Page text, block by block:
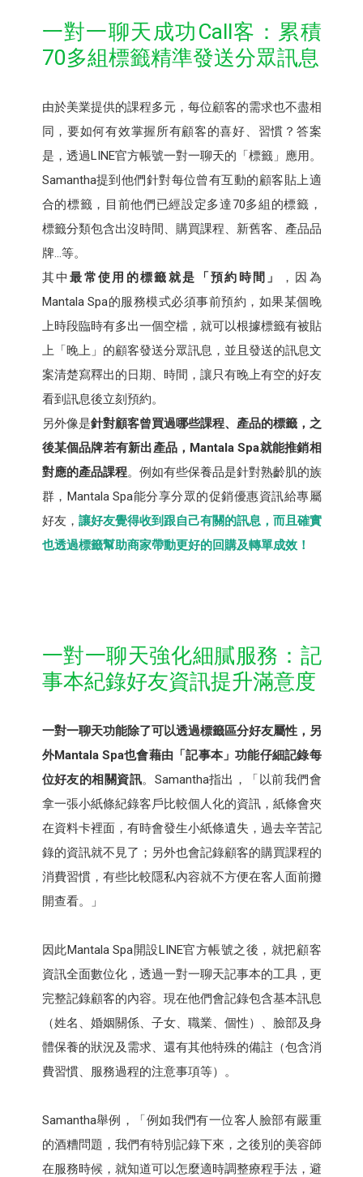
一對一聊天成功Call客：累積
70多組標籤精準發送分眾訊息
由於美業提供的課程多元，每位顧客的需求也不盡相
同，要如何有效掌握所有顧客的喜好、習慣？答案
是，透過LINE官方帳號一對一聊天的「標籤」應用。
Samantha提到他們針對每位曾有互動的顧客貼上適
合的標籤，目前他們已經設定多達70多組的標籤，
標籤分類包含出沒時間、購買課程、新舊客、產品品
牌…等。
其中最常使用的標籤就是「預約時間」
，因為
Mantala Spa的服務模式必須事前預約，如果某個晚
上時段臨時有多出一個空檔，就可以根據標籤有被貼
上「晚上」的顧客發送分眾訊息，並且發送的訊息文
案清楚寫釋出的日期、時間，讓只有晚上有空的好友
看到訊息後立刻預約。
另外像是針對顧客曾買過哪些課程、產品的標籤，之
後某個品牌若有新出產品，Mantala Spa就能推銷相
對應的產品課程。例如有些保養品是針對熟齡肌的族
群，Mantala Spa能分享分眾的促銷優惠資訊給專屬
好友， 讓好友覺得收到跟自己有關的訊息，而且確實
也透過標籤幫助商家帶動更好的回購及轉單成效！
一對一聊天強化細膩服務：記
事本紀錄好友資訊提升滿意度
一對一聊天功能除了可以透過標籤區分好友屬性，另
外Mantala Spa也會藉由「記事本」功能仔細記錄每
位好友的相關資訊。Samantha指出，「以前我們會
拿一張小紙條紀錄客戶比較個人化的資訊，紙條會夾
在資料卡裡面，有時會發生小紙條遺失，過去辛苦記
錄的資訊就不見了；另外也會記錄顧客的購買課程的
消費習慣，有些比較隱私內容就不方便在客人面前攤
開查看。」
因此Mantala Spa開設LINE官方帳號之後，就把顧客
資訊全面數位化，透過一對一聊天記事本的工具，更
完整記錄顧客的內容。現在他們會記錄包含基本訊息
（姓名、婚姻關係、子女、職業、個性）、臉部及身
體保養的狀況及需求、還有其他特殊的備註（包含消
費習慣、服務過程的注意事項等）。
Samantha舉例，「例如我們有一位客人臉部有嚴重
的酒糟問題，我們有特別記錄下來，之後別的美容師
在服務時候，就知道可以怎麼適時調整療程手法，避